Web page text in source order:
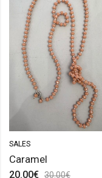
SALES
Caramel
20.00€ 30.00€